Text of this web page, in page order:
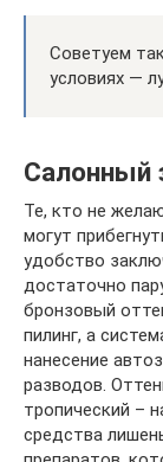
Советуем
условиях —
Салонный
Те, кто не
могут
удобство
достаточно
бронзовый
пилинг, а
нанесение
разводов.
тропический –
средства